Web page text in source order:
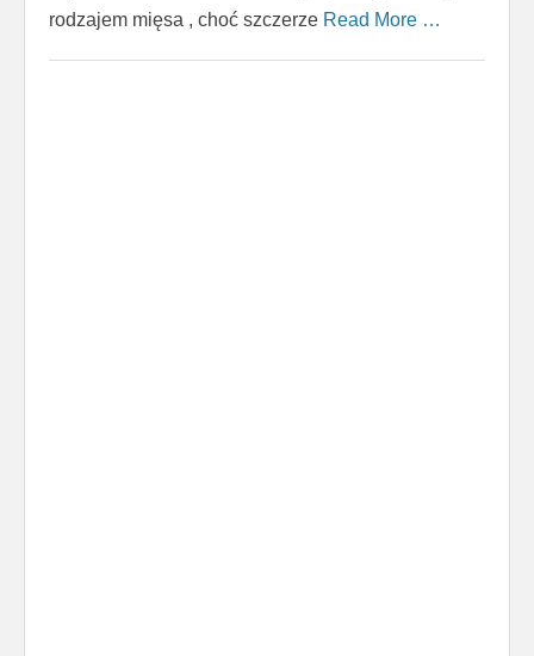
rodzajem mięsa , choć szczerze Read More …